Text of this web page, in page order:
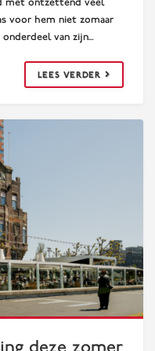
voor hem niet zomaar
van zijn…
LEES VERDER
deze zomer